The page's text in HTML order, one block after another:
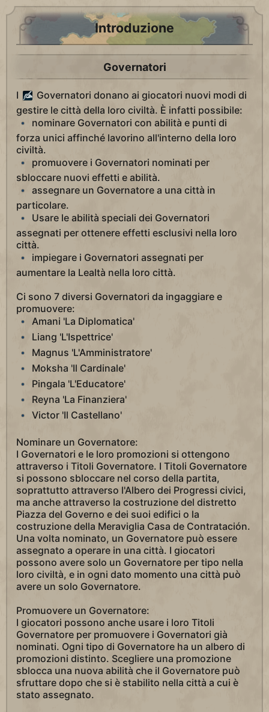
Introduzione
Governatori
I
Governatori donano ai giocatori nuovi modi di
gestire le città della loro civiltà. È infatti possibile:
nominare Governatori con abilità e punti di
forza unici affinché lavorino all'interno della loro
civiltà.
promuovere i Governatori nominati per
sbloccare nuovi effetti e abilità.
assegnare un Governatore a una città in
particolare.
Usare le abilità speciali dei Governatori
assegnati per ottenere effetti esclusivi nella loro
città.
impiegare i Governatori assegnati per
aumentare la Lealtà nella loro città.
Ci sono 7 diversi Governatori da ingaggiare e
promuovere:
Amani 'La Diplomatica'
Liang 'L'Ispettrice'
Magnus 'L'Amministratore'
Moksha 'Il Cardinale'
Pingala 'L'Educatore'
Reyna 'La Finanziera'
Victor 'Il Castellano'
Nominare un Governatore:
I Governatori e le loro promozioni si ottengono
attraverso i Titoli Governatore. I Titoli Governatore
si possono sbloccare nel corso della partita,
soprattutto attraverso l'Albero dei Progressi civici,
ma anche attraverso la costruzione del distretto
Piazza del Governo e dei suoi edifici o la
costruzione della Meraviglia Casa de Contratación.
Una volta nominato, un Governatore può essere
assegnato a operare in una città. I giocatori
possono avere solo un Governatore per tipo nella
loro civiltà, e in ogni dato momento una città può
avere un solo Governatore.
Promuovere un Governatore:
I giocatori possono anche usare i loro Titoli
Governatore per promuovere i Governatori già
nominati. Ogni tipo di Governatore ha un albero di
promozioni distinto. Scegliere una promozione
sblocca una nuova abilità che il Governatore può
sfruttare dopo che si è stabilito nella città a cui è
stato assegnato.